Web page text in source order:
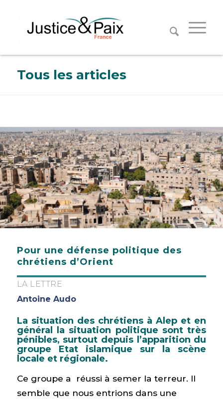
Tous les articles
Pour une défense politique des
chrétiens d’Orient
LA LETTRE
Antoine Audo
La situation des chrétiens à Alep et en
général la situation politique sont très
pénibles, surtout depuis l’apparition du
groupe Etat islamique sur la scène
locale et régionale.
Ce groupe a réussi à semer la terreur. Il
semble que nous entrions dans une